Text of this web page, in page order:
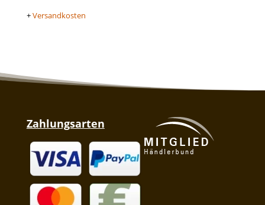
+Versandkosten
Zahlungsarten